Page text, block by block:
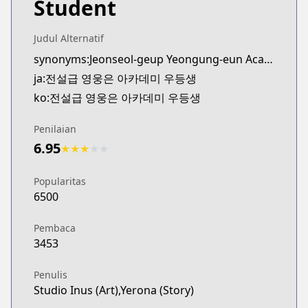
Student
Judul Alternatif
synonyms:Jeonseol-geup Yeongung-eun Academy Udeungsaeng
ja:전설급 영웅은 아카데미 우등생
ko:전설급 영웅은 아카데미 우등생
Penilaian
6.95★★★
Popularitas
6500
Pembaca
3453
Penulis
Studio Inus (Art),Yerona (Story)